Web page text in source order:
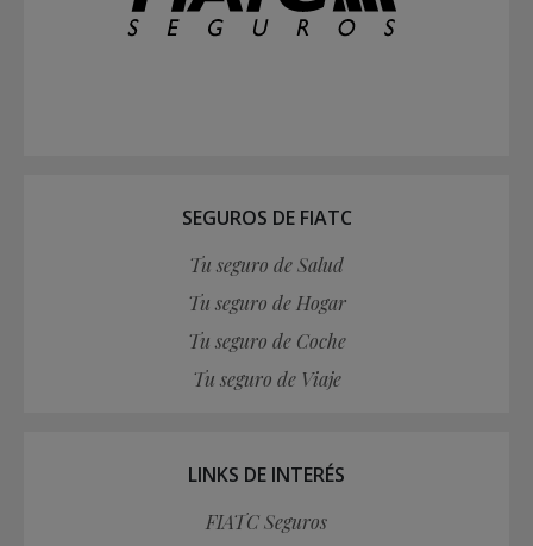
SEGUROS DE FIATC
Tu seguro de Salud
Tu seguro de Hogar
Tu seguro de Coche
Tu seguro de Viaje
LINKS DE INTERÉS
FIATC Seguros